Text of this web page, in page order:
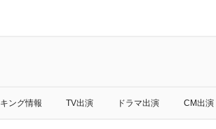
ング情報 TV出演 ドラマ出演 CM出演